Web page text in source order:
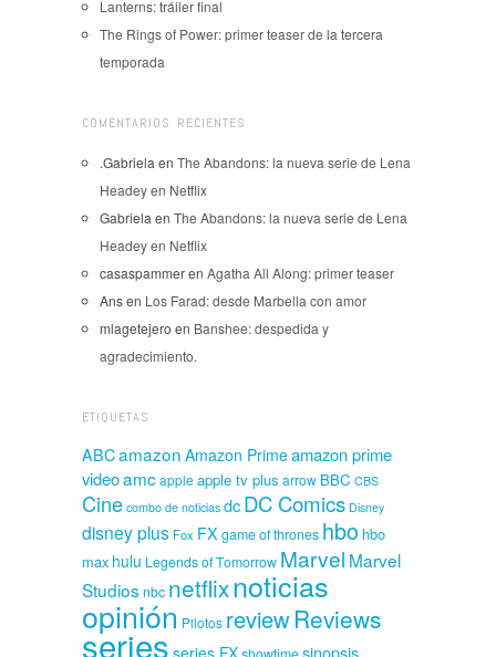
Lanterns: tráiler final
The Rings of Power: primer teaser de la tercera
temporada
COMENTARIOS RECIENTES
.Gabriela en The Abandons: la nueva serie de Lena
Headey en Netflix
Gabriela en The Abandons: la nueva serie de Lena
Headey en Netflix
casaspammeren Agatha All Along: primer teaser
Ansen Los Farad: desde Marbella con amor
mlagetejero en Banshee: despedida y
agradecimiento.
ETIQUETAS
ABCamazon Amazon Primeamazon prime
videoamcapple apple tv plus arrow BBC CBS
Cine combo de noticias dcDC Comics Disney
disney plus Fox FX game of thrones hbo hbo
max hulu Legends of Tomorrow Marvel Marvel
Studios nbc netflixnoticias
opinión Pilotos reviewReviews
series series FX sinopsis